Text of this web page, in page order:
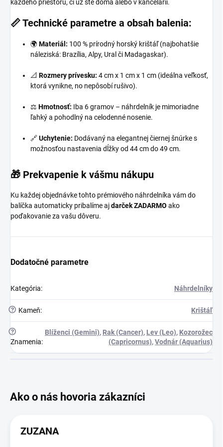
každého priestoru, či už ste doma alebo v kancelárii.
📏 Technické parametre a obsah balenia:
🌍 Materiál: 100 % prírodný horský krištáľ (najbohatšie
náleziská: Brazília, Alpy, Ural či Madagaskar).
📐 Rozmery prívesku: 4 cm x 1 cm x 1 cm (ideálna veľkosť,
ktorá vynikne, no nepôsobí rušivo).
⚖️ Hmotnosť: Iba 6 gramov – náhrdelník je mimoriadne
ľahký a pohodlný na celodenné nosenie.
🔗Uchytenie: Dodávaný na elegantnej čiernej šnúrke s
možnosťou nastavenia dĺžky od 44 cm do 49 cm.
🎁 Prekvapenie k vášmu nákupu
Ku každej objednávke tohto prémiového náhrdelníka vám do
balíčka automaticky pribalíme ajdarček ZADARMO ako
poďakovanie za vašu dôveru.
Dodatočné parametre
Kategória: Náhrdelníky
? Kameň: Krištáľ
?
Znamenia:
Blíženci (Gemini), Rak (Cancer), Lev (Leo), Kozorožec
(Capricornus),Vodnár (Aquarius)
ZUZANA